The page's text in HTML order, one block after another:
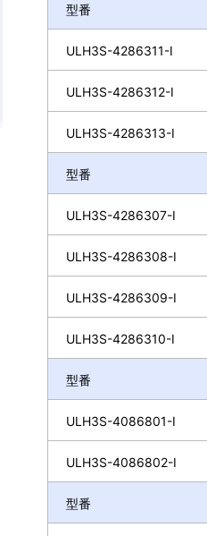
型番
ULH3S-4286311-I
ULH3S-4286312-I
ULH3S-4286313-I
型番
ULH3S-4286307-I
ULH3S-4286308-I
ULH3S-4286309-I
ULH3S-4286310-I
型番
ULH3S-4086801-I
ULH3S-4086802-I
型番